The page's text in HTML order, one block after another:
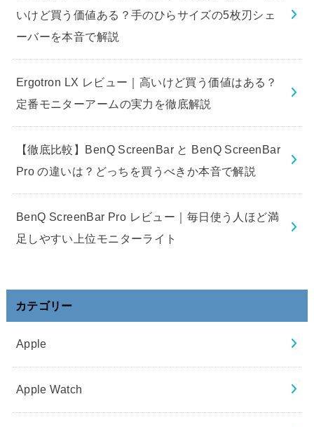
いけど買う価値ある？手のひらサイズの5枚刃シェ
ーバーを本音で解説
Ergotron LX レビュー｜高いけど買う価値はある？
定番モニターアームの実力を徹底解説
【徹底比較】BenQ ScreenBar と BenQ ScreenBar
Pro の違いは？どっちを買うべきか本音で解説
BenQ ScreenBar Pro レビュー｜毎日使う人ほど満
足しやすい上位モニターライト
カテゴリー
Apple
Apple Watch